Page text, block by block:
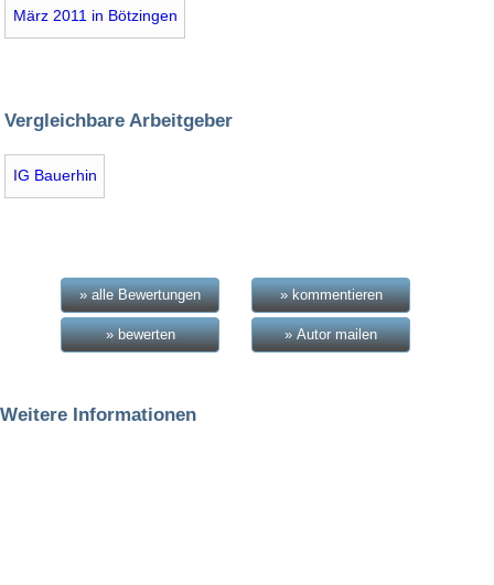
März 2011 in Bötzingen
Vergleichbare Arbeitgeber
IG Bauerhin
» alle Bewertungen » kommentieren
» bewerten » Autor mailen
Weitere Informationen